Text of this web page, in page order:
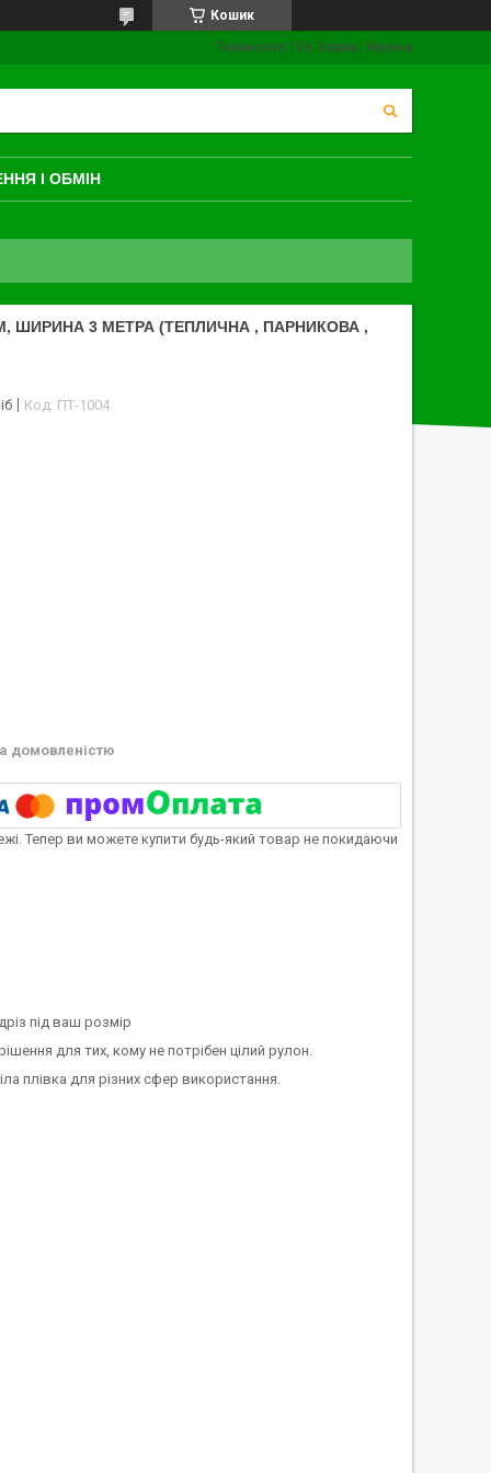
Кошик
Тюринская,134, Харків, Україна
І ОБМІН
ШИРИНА 3 МЕТРА (ТЕПЛИЧНА , ПАРНИКОВА ,
Код: ПТ-1004
домовленістю
Тепер ви можете купити будь-який товар не покидаючи
під ваш розмір
для тих, кому не потрібен цілий рулон.
плівка для різних сфер використання.